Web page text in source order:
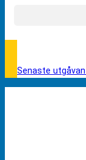
Senaste